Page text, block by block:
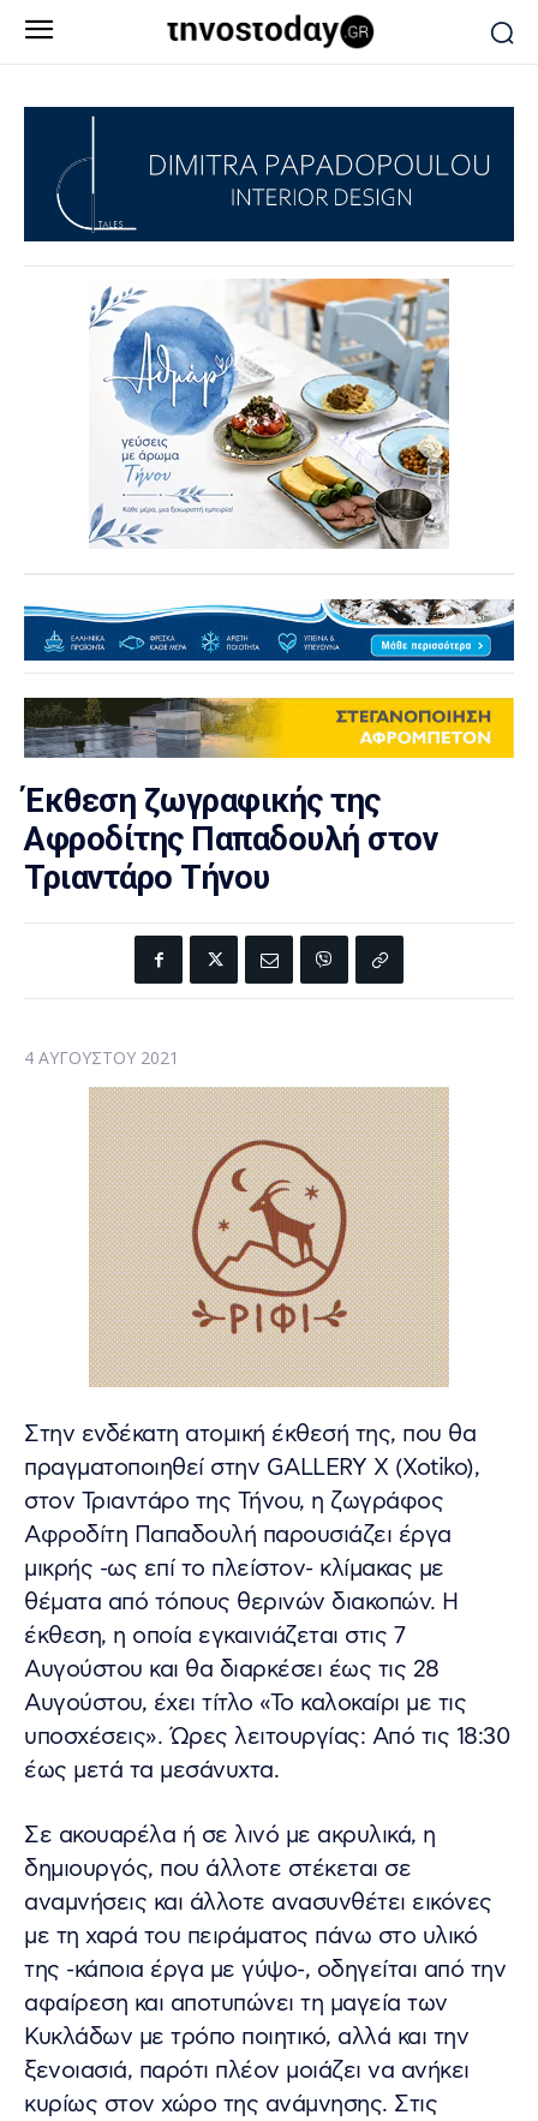
Έκθεση ζωγραφικής της
Αφροδίτης Παπαδουλή στον
Τριαντάρο Τήνου
4 ΑΥΓΟΎΣΤΟΥ 2021
Στην ενδέκατη ατομική έκθεσή της, που θα
πραγματοποιηθεί στην GALLERY X (Xotiko),
στον Τριαντάρο της Τήνου, η ζωγράφος
Αφροδίτη Παπαδουλή παρουσιάζει έργα
μικρής -ως επί το πλείστον- κλίμακας με
θέματα από τόπους θερινών διακοπών. Η
έκθεση, η οποία εγκαινιάζεται στις 7
Αυγούστου και θα διαρκέσει έως τις 28
Αυγούστου, έχει τίτλο «Το καλοκαίρι με τις
υποσχέσεις». Ώρες λειτουργίας: Από τις 18:30
έως μετά τα μεσάνυχτα.
Σε ακουαρέλα ή σε λινό με ακρυλικά, η
δημιουργός, που άλλοτε στέκεται σε
αναμνήσεις και άλλοτε ανασυνθέτει εικόνες
με τη χαρά του πειράματος πάνω στο υλικό
της -κάποια έργα με γύψο-, οδηγείται από την
αφαίρεση και αποτυπώνει τη μαγεία των
Κυκλάδων με τρόπο ποιητικό, αλλά και την
ξενοιασιά, παρότι πλέον μοιάζει να ανήκει
κυρίως στον χώρο της ανάμνησης. Στις